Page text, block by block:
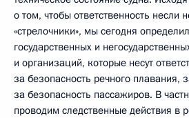
о том, чтобы ответственность несли
«стрелочники», мы сегодня
государственных и
и организаций, которые несут
за безопасность речного плавания,
за безопасность пассажиров. В
проводим следственные действия в